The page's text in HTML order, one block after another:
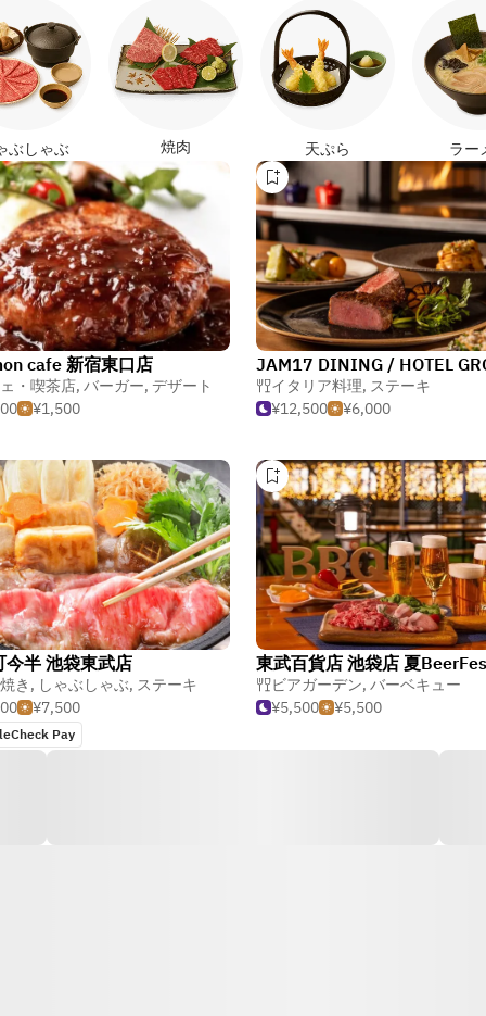
ぶしゃぶ 焼肉 天ぷら ラー
cafe 新宿東口店
・喫茶店, バーガー, デザート
¥1,500
イタリア料理, ステーキ
¥12,500
¥6,000
今半 池袋東武店
き , しゃぶしゃぶ, ステーキ
¥7,500
Pay
ビアガーデン, バーベキュー
¥5,500
¥5,500